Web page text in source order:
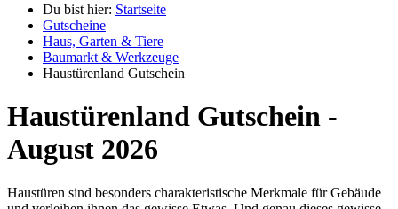
Du bist hier: Startseite
Gutscheine
Haus, Garten & Tiere
Baumarkt & Werkzeuge
Haustürenland Gutschein
Haustürenland Gutschein -
August 2026
Haustüren sind besonders charakteristische Merkmale für Gebäude